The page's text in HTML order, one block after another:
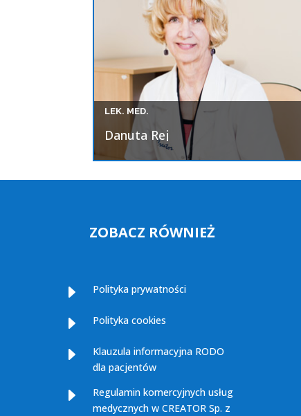
LEK. MED.
Danuta Rej
ZOBACZ RÓWNIEŻ
E Polityka prywatności
E Polityka cookies
E
Klauzula informacyjna RODO
dla pacjentów
E
Regulamin komercyjnych usług
medycznych w CREATOR Sp. z